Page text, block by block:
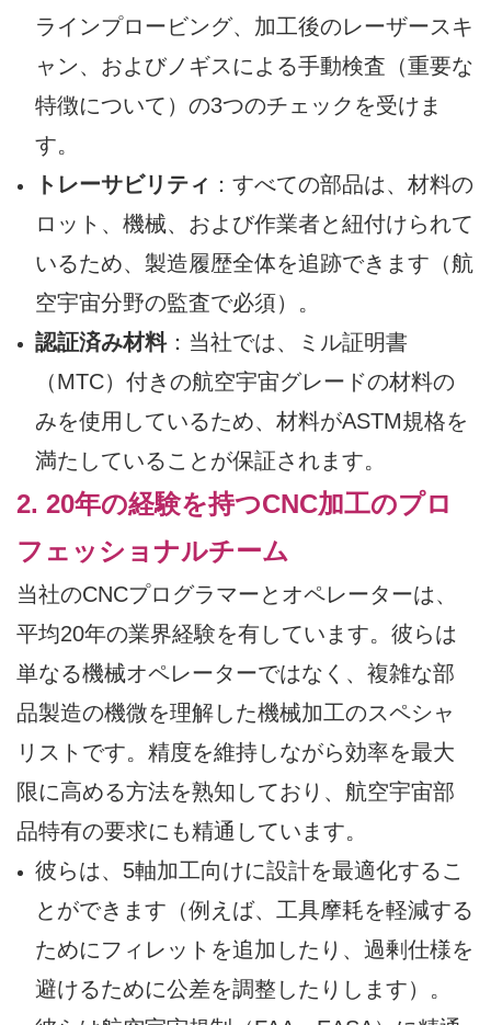
ラインプロービング、加工後のレーザースキ
ャン、およびノギスによる手動検査（重要な
特徴について）の3つのチェックを受けま
す。
トレーサビリティ ：すべての部品は、材料の
ロット、機械、および作業者と紐付けられて
いるため、製造履歴全体を追跡できます（航
空宇宙分野の監査で必須）。
認証済み材料：当社では、ミル証明書
（MTC）付きの航空宇宙グレードの材料の
みを使用しているため、材料がASTM規格を
満たしていることが保証されます。
2. 20年の経験を持つCNC加工のプロ
フェッショナルチーム
当社のCNCプログラマーとオペレーターは、
平均20年の業界経験を有しています。彼らは
単なる機械オペレーターではなく、複雑な部
品製造の機微を理解した機械加工のスペシャ
リストです。精度を維持しながら効率を最大
限に高める方法を熟知しており、航空宇宙部
品特有の要求にも精通しています。
彼らは、5軸加工向けに設計を最適化するこ
とができます（例えば、工具摩耗を軽減する
ためにフィレットを追加したり、過剰仕様を
避けるために公差を調整したりします）。